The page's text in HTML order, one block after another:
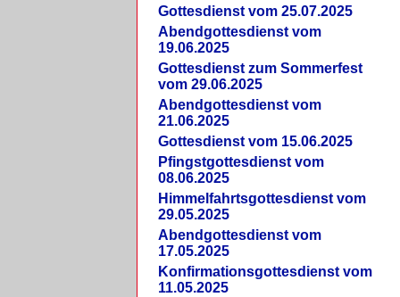
Gottesdienst vom 25.07.2025
Abendgottesdienst vom
19.06.2025
Gottesdienst zum Sommerfest
vom 29.06.2025
Abendgottesdienst vom
21.06.2025
Gottesdienst vom 15.06.2025
Pfingstgottesdienst vom
08.06.2025
Himmelfahrtsgottesdienst vom
29.05.2025
Abendgottesdienst vom
17.05.2025
Konfirmationsgottesdienst vom
11.05.2025